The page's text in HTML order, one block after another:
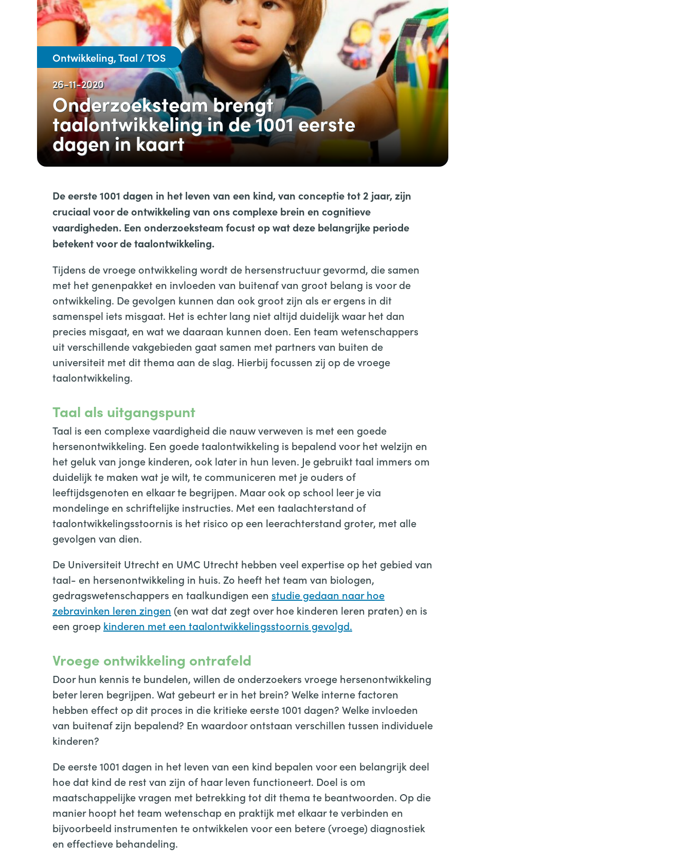
Ontwikkeling, Taal / TOS
26-11-2020
Onderzoeksteam brengt
taalontwikkeling in de 1001 eerste
dagen in kaart
De eerste 1001 dagen in het leven van een kind, van conceptie tot 2 jaar, zijn
cruciaal voor de ontwikkeling van ons complexe brein en cognitieve
vaardigheden. Een onderzoeksteam focust op wat deze belangrijke periode
betekent voor de taalontwikkeling.
Tijdens de vroege ontwikkeling wordt de hersenstructuur gevormd, die samen
met het genenpakket en invloeden van buitenaf van groot belang is voor de
ontwikkeling. De gevolgen kunnen dan ook groot zijn als er ergens in dit
samenspel iets misgaat. Het is echter lang niet altijd duidelijk waar het dan
precies misgaat, en wat we daaraan kunnen doen. Een team wetenschappers
uit verschillende vakgebieden gaat samen met partners van buiten de
universiteit met dit thema aan de slag. Hierbij focussen zij op de vroege
taalontwikkeling.
Taal als uitgangspunt
Taal is een complexe vaardigheid die nauw verweven is met een goede
hersenontwikkeling. Een goede taalontwikkeling is bepalend voor het welzijn en
het geluk van jonge kinderen, ook later in hun leven. Je gebruikt taal immers om
duidelijk te maken wat je wilt, te communiceren met je ouders of
leeftijdsgenoten en elkaar te begrijpen. Maar ook op school leer je via
mondelinge en schriftelijke instructies. Met een taalachterstand of
taalontwikkelingsstoornis is het risico op een leerachterstand groter, met alle
gevolgen van dien.
De Universiteit Utrecht en UMC Utrecht hebben veel expertise op het gebied van
taal- en hersenontwikkeling in huis. Zo heeft het team van biologen,
gedragswetenschappers en taalkundigen een studie gedaan naar hoe
zebravinken leren zingen (en wat dat zegt over hoe kinderen leren praten) en is
een groep kinderen met een taalontwikkelingsstoornis gevolgd.
Vroege ontwikkeling ontrafeld
Door hun kennis te bundelen, willen de onderzoekers vroege hersenontwikkeling
beter leren begrijpen. Wat gebeurt er in het brein? Welke interne factoren
hebben effect op dit proces in die kritieke eerste 1001 dagen? Welke invloeden
van buitenaf zijn bepalend? En waardoor ontstaan verschillen tussen individuele
kinderen?
De eerste 1001 dagen in het leven van een kind bepalen voor een belangrijk deel
hoe dat kind de rest van zijn of haar leven functioneert. Doel is om
maatschappelijke vragen met betrekking tot dit thema te beantwoorden. Op die
manier hoopt het team wetenschap en praktijk met elkaar te verbinden en
bijvoorbeeld instrumenten te ontwikkelen voor een betere (vroege) diagnostiek
en effectieve behandeling.